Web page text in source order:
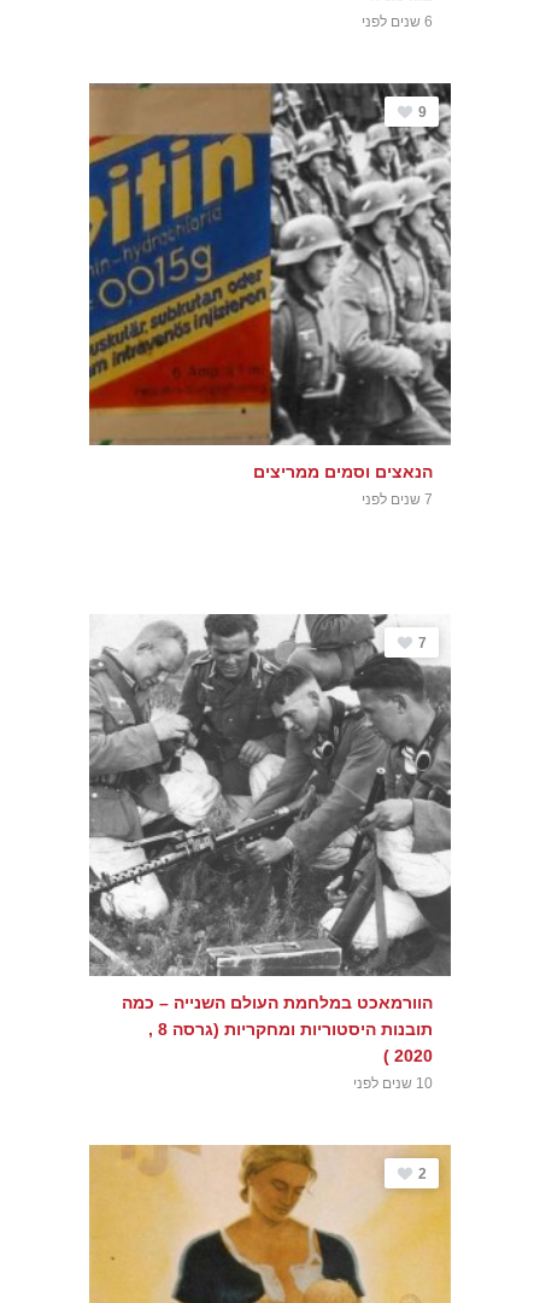
6 שנים לפני
9
הנאצים וסמים ממריצים
7 שנים לפני
7
הוורמאכט במלחמת העולם השנייה – כמה
תובנות היסטוריות ומחקריות (גרסה 8 ,
2020 )
10 שנים לפני
2